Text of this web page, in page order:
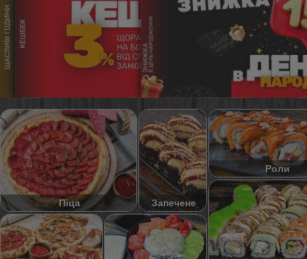
Піца Запечене
Роли